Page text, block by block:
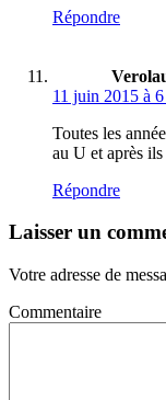
Répondre
11 juin 2015 à
Toutes les
au U et après
Répondre
Laisser un
Votre adresse de
Commentaire